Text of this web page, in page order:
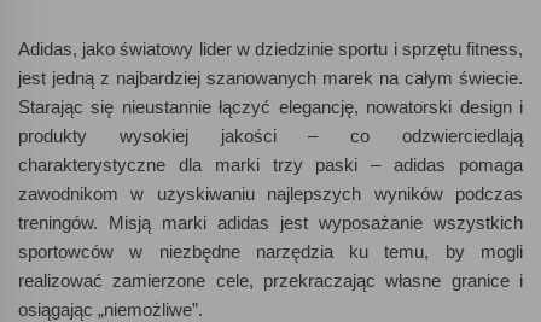
Adidas, jako światowy lider w dziedzinie sportu i sprzętu fitness,
jest jedną z najbardziej szanowanych marek na całym świecie.
Starając się nieustannie łączyć elegancję, nowatorski design i
produkty wysokiej jakości – co odzwierciedlają
charakterystyczne dla marki trzy paski – adidas pomaga
zawodnikom w uzyskiwaniu najlepszych wyników podczas
treningów. Misją marki adidas jest wyposażanie wszystkich
sportowców w niezbędne narzędzia ku temu, by mogli
realizować zamierzone cele, przekraczając własne granice i
osiągając „niemożliwe”.